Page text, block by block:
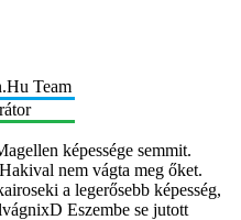
Team
képessége semmit.
nem vágta meg őket.
a legerősebb képesség,
Eszembe se jutott